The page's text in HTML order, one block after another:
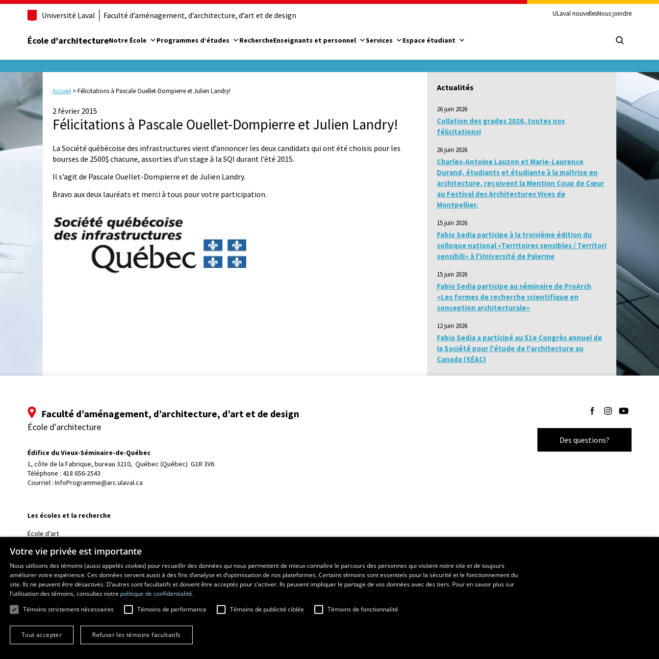
Université Laval Faculté d’aménagement, d’architecture, d’art et de design ULaval nouvellesNous joindre
École d'architectureNotre École Programmes d’études RechercheEnseignants et personnel Services Espace étudiant
Accueil >Félicitations à Pascale Ouellet-Dompierre et Julien Landry!
2 février 2015
Félicitations à Pascale Ouellet-Dompierre et Julien Landry!
La Société québécoise des infrastructures vient d’annoncer les deux candidats qui ont été choisis pour les
bourses de 2500$ chacune, assorties d’un stage à la SQI durant l’été 2015.
Il s’agit de Pascale Ouellet-Dompierre et de Julien Landry.
Bravo aux deux lauréats et merci à tous pour votre participation.
Actualités
26 juin 2026
Collation des grades 2026, toutes nos
félicitations!
26 juin 2026
Charles-Antoine Lauzon et Marie-Laurence
Durand, étudiants et étudiante à la maîtrise en
architecture, reçoivent la Mention Coup de Cœur
au Festival des Architectures Vives de
Montpellier.
15 juin 2026
Fabio Sedia participe à la troisième édition du
colloque national «Territoires sensibles / Territori
sensibili» à l'Université de Palerme
15 juin 2026
Fabio Sedia participe au séminaire de ProArch
«Les formes de recherche scientifique en
conception architecturale»
12 juin 2026
Fabio Sedia a participé au 51e Congrès annuel de
la Société pour l'étude de l'architecture au
Canada (SÉAC)
Faculté d’aménagement, d’architecture, d’art et de design
École d'architecture
Édifice du Vieux-Séminaire-de-Québec
1, côte de la Fabrique, bureau 3210, Québec (Québec)  G1R 3V6
Téléphone : 418 656-2543
Courriel : InfoProgramme@arc.ulaval.ca
Suivez-nous sur
Suivez-nous sur
Suivez-nous
Des questions?
Les écoles et la recherche
École d’art
École de design
Centre de recherche en aménagement et développement
Votre vie privée est importante
Nous utilisons des témoins (aussi appeléscookies) pour recueillir des données qui nous permettent de mieux connaître le parcours des personnes qui visitent notre site et de toujours
améliorer votre expérience. Ces données servent aussi à des fins d’analyse et d’optimisation de nos plateformes. Certains témoins sont essentiels pour la sécurité et le fonctionnement du
site. Ils ne peuvent être désactivés. D’autres sont facultatifs et doivent être acceptés pour s’activer. Ils peuvent impliquer le partage de vos données avec des tiers. Pour en savoir plus sur
l’utilisation des témoins, consultez notre politique de confidentialité.
Témoins strictement nécessaires
Témoins de performance Témoins de publicité ciblée Témoins de fonctionnalité
Tout accepter Refuser les témoins facultatifs